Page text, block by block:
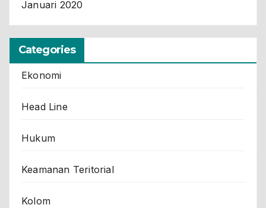
Januari 2020
Categories
Ekonomi
Head Line
Hukum
Keamanan Teritorial
Kolom